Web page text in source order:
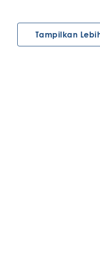
Tampilkan